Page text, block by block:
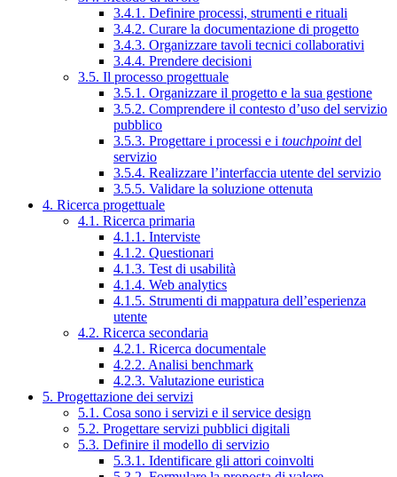
3.4.1. Definire processi, strumenti e rituali
3.4.2. Curare la documentazione di progetto
3.4.3. Organizzare tavoli tecnici collaborativi
3.4.4. Prendere decisioni
3.5. Il processo progettuale
3.5.1. Organizzare il progetto e la sua gestione
3.5.2. Comprendere il contesto d’uso del servizio
pubblico
3.5.3. Progettare i processi e i touchpointdel
servizio
3.5.4. Realizzare l’interfaccia utente del servizio
3.5.5. Validare la soluzione ottenuta
4. Ricerca progettuale
4.1. Ricerca primaria
4.1.1. Interviste
4.1.2. Questionari
4.1.3. Test di usabilità
4.1.4. Web analytics
4.1.5. Strumenti di mappatura dell’esperienza
utente
4.2. Ricerca secondaria
4.2.1. Ricerca documentale
4.2.2. Analisi benchmark
4.2.3. Valutazione euristica
5. Progettazione dei servizi
5.1. Cosa sono i servizi e il service design
5.2. Progettare servizi pubblici digitali
5.3. Definire il modello di servizio
5.3.1. Identificare gli attori coinvolti